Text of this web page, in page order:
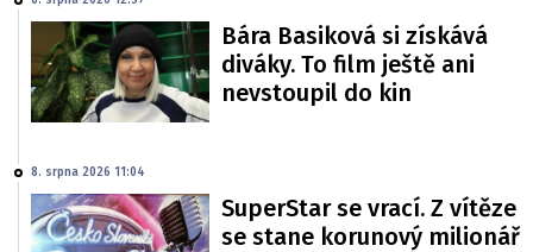
Bára Basiková si získává
diváky. To film ještě ani
nevstoupil do kin
8. srpna 2026 11:04
SuperStar se vrací. Z vítěze
se stane korunový milionář